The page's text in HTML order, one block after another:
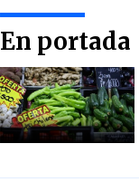
En portada